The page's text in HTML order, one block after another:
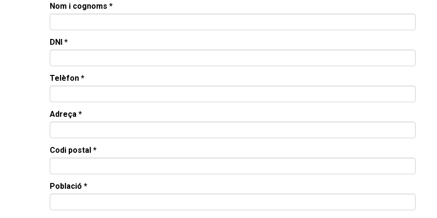
Nom i cognoms *
DNI *
Telèfon *
Adreça *
Codi postal *
Població *